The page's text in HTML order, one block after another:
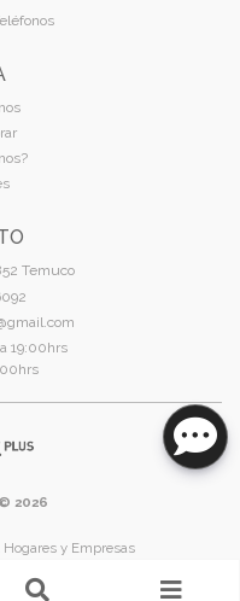
Temuco
19:00hrs
2026
y Empresas
- Chile